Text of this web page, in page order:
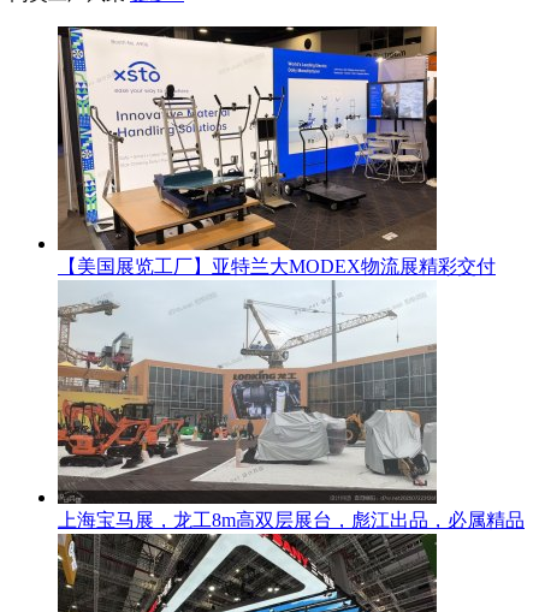
【美国展览工厂】亚特兰大MODEX物流展精彩交付
上海宝马展，龙工8m高双层展台，彪江出品，必属精品